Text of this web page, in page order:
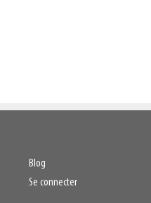
Blog
Se connecter